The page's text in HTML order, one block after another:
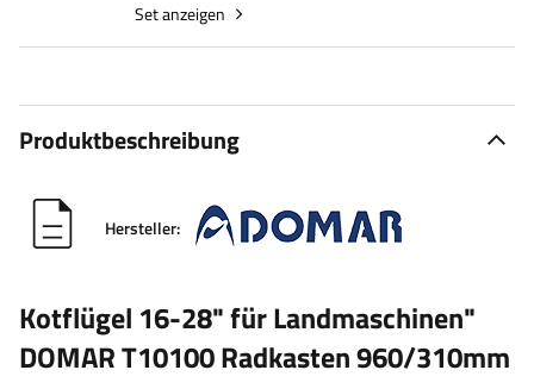
Set anzeigen
Produktbeschreibung
Hersteller:
Kotflügel 16-28" für Landmaschinen"
DOMAR T10100 Radkasten 960/310mm